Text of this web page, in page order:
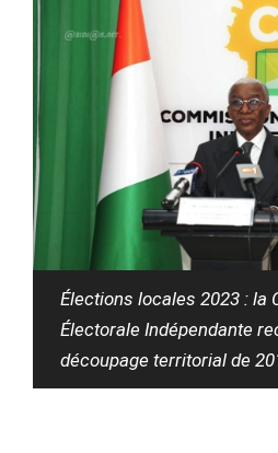
Élections locales 2023 : la
Électorale Indépendante
découpage territorial de